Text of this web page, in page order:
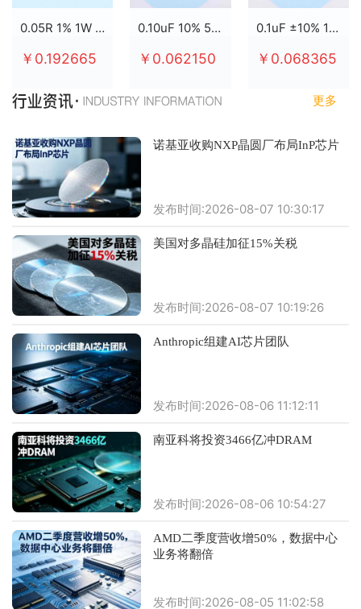
0.05R 1% 1W 2512
￥0.192665
0.10uF 10% 50V X7R 0805
￥0.062150
0.1uF ±10% 100V X7R 0805
￥0.068365
更多
诺基亚收购NXP晶圆厂布局InP芯片
发布时间:2026-08-07 10:30:17
美国对多晶硅加征15%关税
发布时间:2026-08-07 10:19:26
Anthropic组建AI芯片团队
发布时间:2026-08-06 11:12:11
南亚科将投资3466亿冲DRAM
发布时间:2026-08-06 10:54:27
AMD二季度营收增50%，数据中心
业务将翻倍
发布时间:2026-08-05 11:02:58